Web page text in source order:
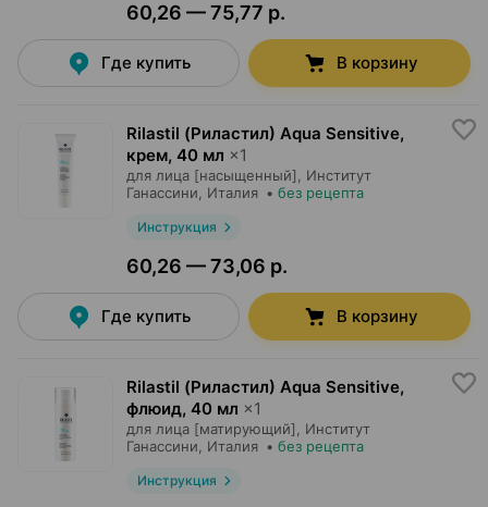
60,26 — 75,77 р.
Где купить В корзину
Rilastil (Риластил) Aqua Sensitive,
крем, 40 мл ×1
для лица [насыщенный],
Институт
Ганассини , Италия • без рецепта
Инструкция
60,26 — 73,06 р.
Где купить В корзину
Rilastil (Риластил) Aqua Sensitive,
флюид, 40 мл ×1
для лица [матирующий],
Институт
Ганассини , Италия • без рецепта
Инструкция